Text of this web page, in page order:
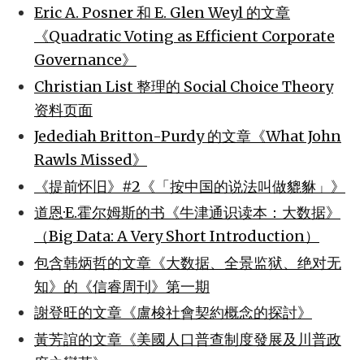
Eric A. Posner 和 E. Glen Weyl 的文章
《Quadratic Voting as Efficient Corporate
Governance》
Christian List 整理的 Social Choice Theory
资料页面
Jedediah Britton-Purdy 的文章《What John
Rawls Missed》
《提前怀旧》#2《「按中国的说法叫做貔貅」》
道恩·E.霍尔姆斯的书《牛津通识读本：大数据》
（Big Data: A Very Short Introduction）
包含韩炳哲的文章《大数据、全景监狱、绝对无
知》的《信睿周刊》第一期
謝登旺的文章《盧梭社會契約概念的探討》
黃芳誼的文章《美國人口普查制度發展及川普政